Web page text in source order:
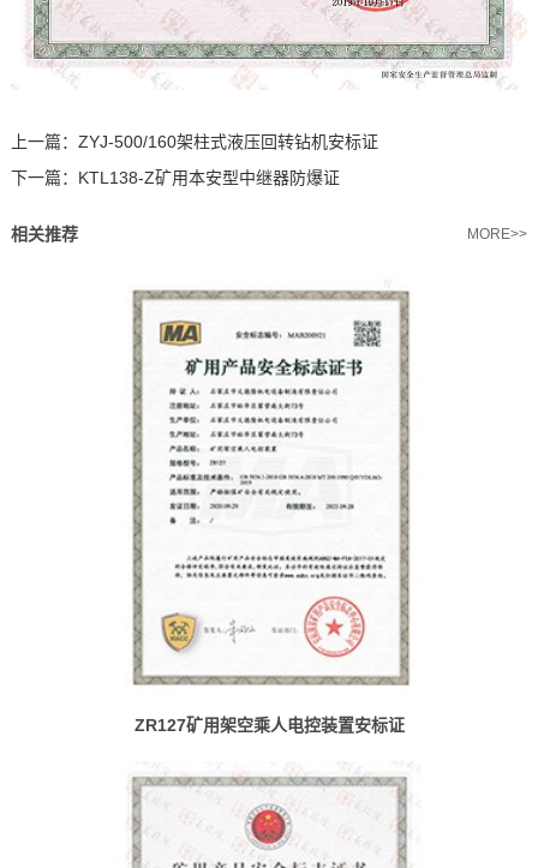
上一篇： ZYJ-500/160架柱式液压回转钻机安标证
下一篇： KTL138-Z矿用本安型中继器防爆证
相关推荐 MORE>>
ZR127矿用架空乘人电控装置安标证